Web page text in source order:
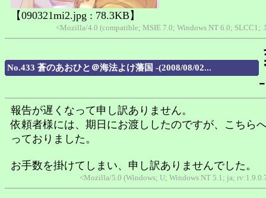
【090321mi2.jpg : 78.3KB】
<Mozilla/4.0 (compatible; MSIE 7.0; Windows NT 6.0; SLCC1;
No.433 蒼のあおひと＠海法よけ藩国 -(2008/08/02...
-
報告が遅くなって申し訳ありません。
依頼者様には、期日にお渡ししたのですが、こちら
っておりました。
お手数を掛けてしまい、申し訳ありませんでした。
<Mozilla/5.0 (Windows; U; Windows NT 5.1; ja;